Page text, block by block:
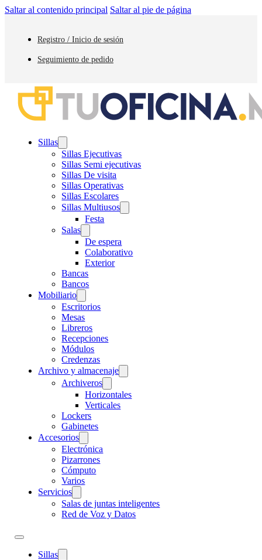
Saltar al contenido principal Saltar al pie de página
Registro / Inicio de sesión
Seguimiento de pedido
Sillas
Sillas Ejecutivas
Sillas Semi ejecutivas
Sillas De visita
Sillas Operativas
Sillas Escolares
Sillas Multiusos
Festa
Salas
De espera
Colaborativo
Exterior
Bancas
Bancos
Mobiliario
Escritorios
Mesas
Libreros
Recepciones
Módulos
Credenzas
Archivo y almacenaje
Archiveros
Horizontales
Verticales
Lockers
Gabinetes
Accesorios
Electrónica
Pizarrones
Cómputo
Varios
Servicios
Salas de juntas inteligentes
Red de Voz y Datos
Sillas